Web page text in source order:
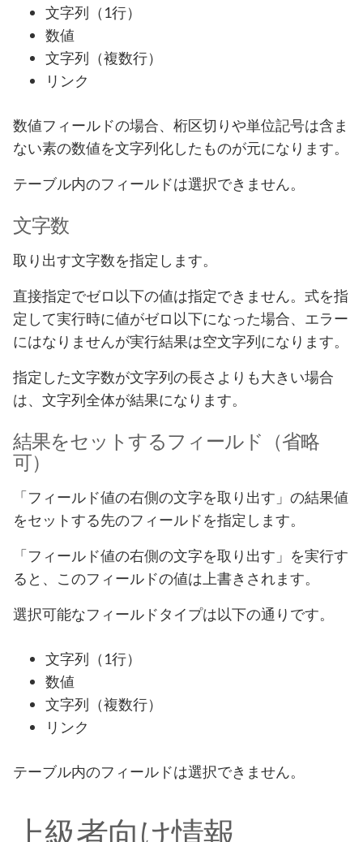
文字列（1行）
数値
文字列（複数行）
リンク
数値フィールドの場合、桁区切りや単位記号は含ま
ない素の数値を文字列化したものが元になります。
テーブル内のフィールドは選択できません。
文字数
取り出す文字数を指定します。
直接指定でゼロ以下の値は指定できません。式を指
定して実行時に値がゼロ以下になった場合、エラー
にはなりませんが実行結果は空文字列になります。
指定した文字数が文字列の長さよりも大きい場合
は、文字列全体が結果になります。
結果をセットするフィールド（省略
可）
「フィールド値の右側の文字を取り出す」の結果値
をセットする先のフィールドを指定します。
「フィールド値の右側の文字を取り出す」を実行す
ると、このフィールドの値は上書きされます。
選択可能なフィールドタイプは以下の通りです。
文字列（1行）
数値
文字列（複数行）
リンク
テーブル内のフィールドは選択できません。
上級者向け情報